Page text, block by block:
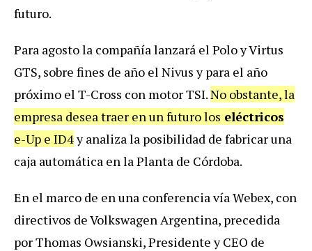
futuro.
Para agosto la compañía lanzará el Polo y Virtus
GTS, sobre fines de año el Nivus y para el año
próximo el T-Cross con motor TSI.No obstante, la
empresa desea traer en un futuro los eléctricos
e-Up e ID4y analiza la posibilidad de fabricar una
caja automática en la Planta de Córdoba.
En el marco de en una conferencia vía Webex, con
directivos de Volkswagen Argentina, precedida
por Thomas Owsianski, Presidente y CEO de